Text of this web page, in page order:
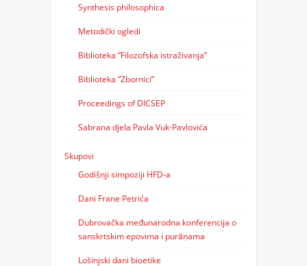
Synthesis philosophica
Metodički ogledi
Biblioteka “Filozofska istraživanja”
Biblioteka “Zbornici”
Proceedings of DICSEP
Sabrana djela Pavla Vuk-Pavlovića
Skupovi
Godišnji simpoziji HFD-a
Dani Frane Petrića
Dubrovačka međunarodna konferencija o
sanskrtskim epovima i purāṇama
Lošinjski dani bioetike